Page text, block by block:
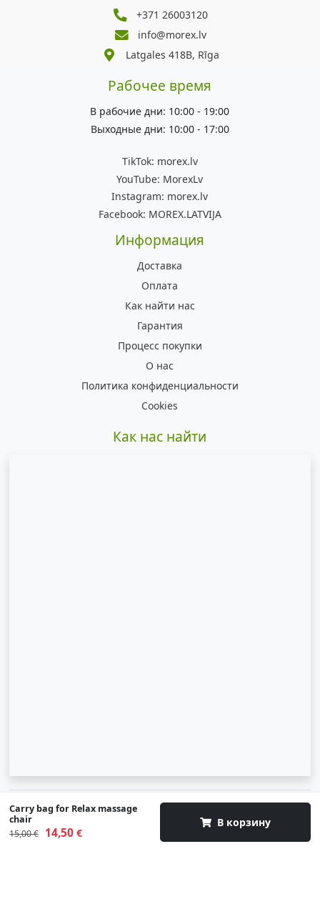
Carry bag for Relax massage
chair
15,00 €
14,50€
В корзину
+371 26003120
info@morex.lv
Latgales 418B, Rīga
Рабочее время
В рабочие дни: 10:00 - 19:00
Выходные дни: 10:00 - 17:00
TikTok: morex.lv
YouTube: MorexLv
Instagram: morex.lv
Facebook: MOREX.LATVIJA
Информация
Доставка
Оплата
Как найти нас
Гарантия
Процесс покупки
О нас
Политика конфиденциальности
Cookies
Как нас найти
© 2007-2026 SIA "Zinva" | Morex.lv